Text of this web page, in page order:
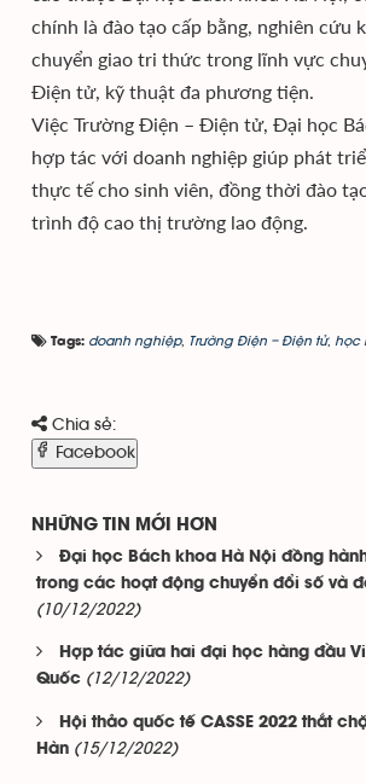
chính là đào tạo cấp bằng, nghiên cứu
chuyển giao tri thức trong lĩnh vực
Điện tử, kỹ thuật đa phương tiện.
Việc Trường Điện – Điện tử, Đại học
hợp tác với doanh nghiệp giúp phát
thực tế cho sinh viên, đồng thời đào
trình độ cao thị trường lao động.
Tags: doanh nghiệp, Trường Điện – Điện tử, học
Chia sẻ:
Facebook
NHỮNG TIN MỚI HƠN
Đại học Bách khoa Hà Nội đồng
trong các hoạt động chuyển đổi số và
(10/12/2022)
Hợp tác giữa hai đại học hàng đầu
Quốc (12/12/2022)
Hội thảo quốc tế CASSE 2022 thắt
Hàn (15/12/2022)